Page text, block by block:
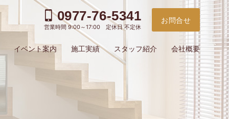
イベント案内 施工実績 スタッフ紹介 会社概要
0977-76-5341
営業時間 9:00～17:00 定休日 不定休
お問合せ